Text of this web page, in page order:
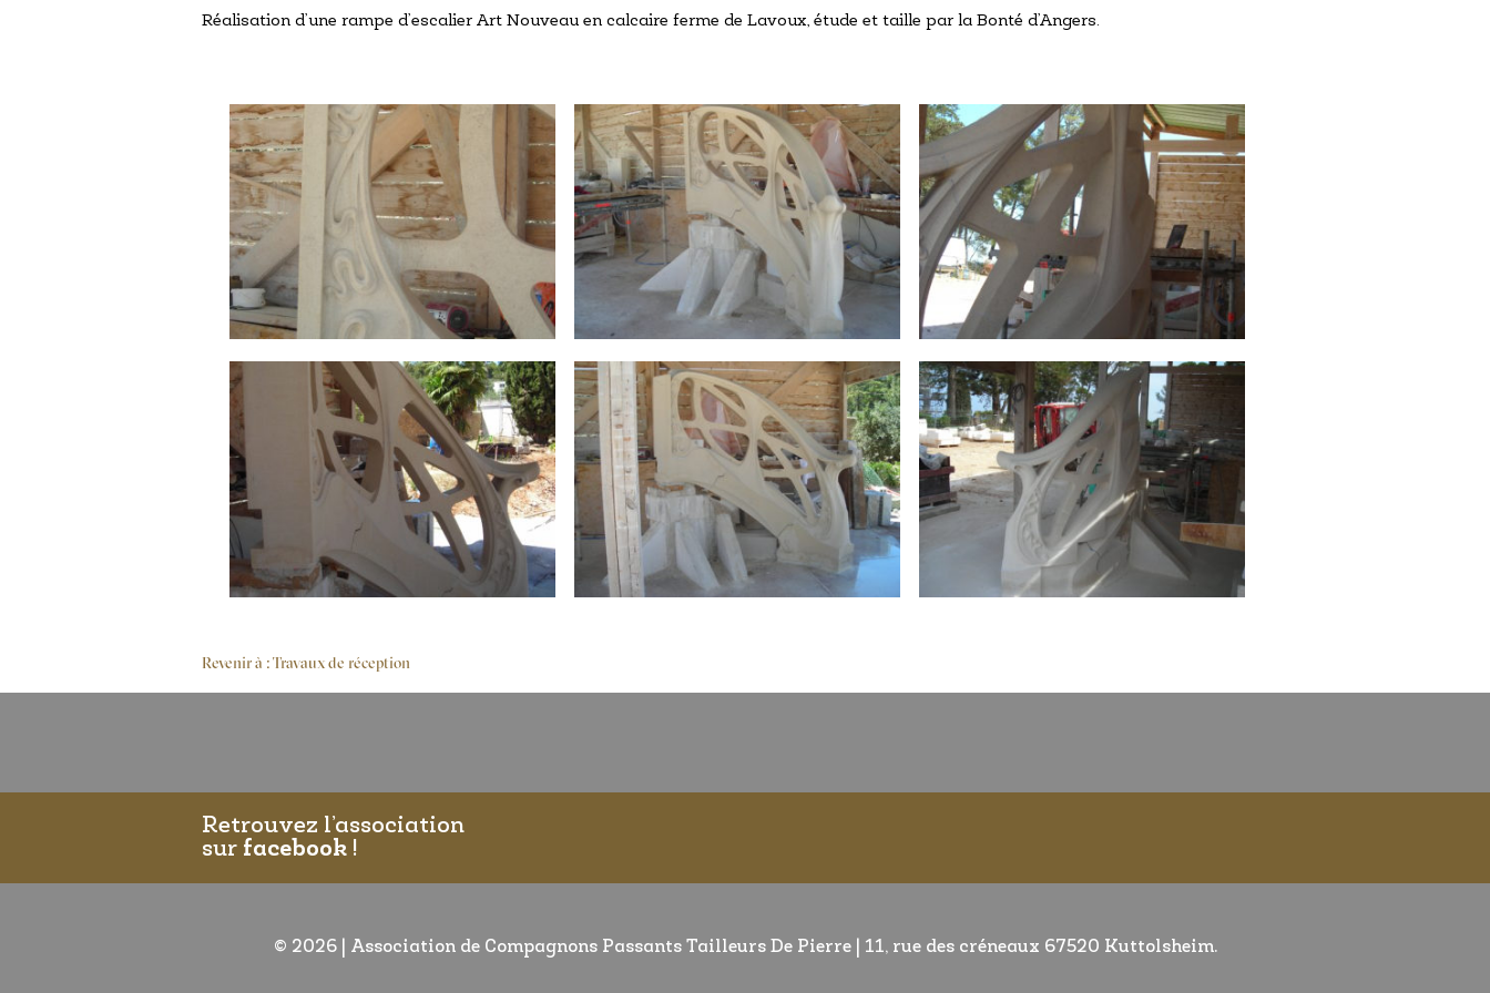
Réalisation d’une rampe d’escalier Art Nouveau en calcaire ferme de Lavoux, étude et taille par la Bonté d’Angers.
Revenir à : Travaux de réception
Retrouvez l’association
sur facebook !
© 2026 Association de Compagnons Passants Tailleurs De Pierre | 11, rue des créneaux 67520 Kuttolsheim.